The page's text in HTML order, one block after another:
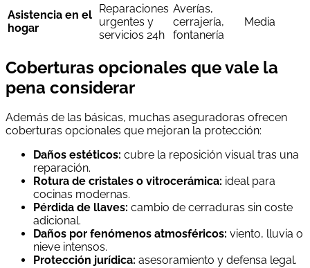
Asistencia en el
hogar
Reparaciones
urgentes y
servicios 24h
Averías,
cerrajería,
fontanería
Media
Coberturas opcionales que vale la
pena considerar
Además de las básicas, muchas aseguradoras ofrecen
coberturas opcionales que mejoran la protección:
Daños estéticos: cubre la reposición visual tras una
reparación.
Rotura de cristales o vitrocerámica: ideal para
cocinas modernas.
Pérdida de llaves: cambio de cerraduras sin coste
adicional.
Daños por fenómenos atmosféricos: viento, lluvia o
nieve intensos.
Protección jurídica: asesoramiento y defensa legal.